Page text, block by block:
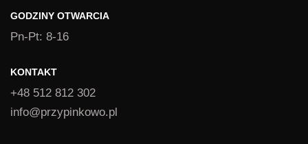
GODZINY OTWARCIA
Pn-Pt: 8-16
KONTAKT
+48 512 812 302
info@przypinkowo.pl